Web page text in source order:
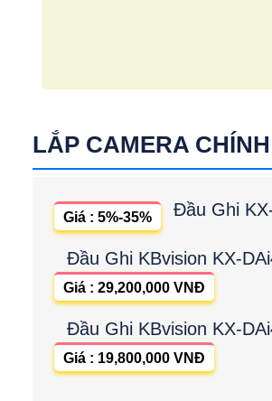
LẮP CAMERA
Đầu Ghi
Giá : 5%-35%
Đầu Ghi KBvision KX-
Giá : 29,200,000 VNĐ
Đầu Ghi KBvision KX-
Giá : 19,800,000 VNĐ